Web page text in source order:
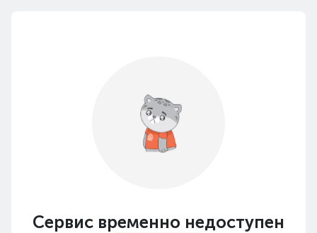
Сервис временно недоступен